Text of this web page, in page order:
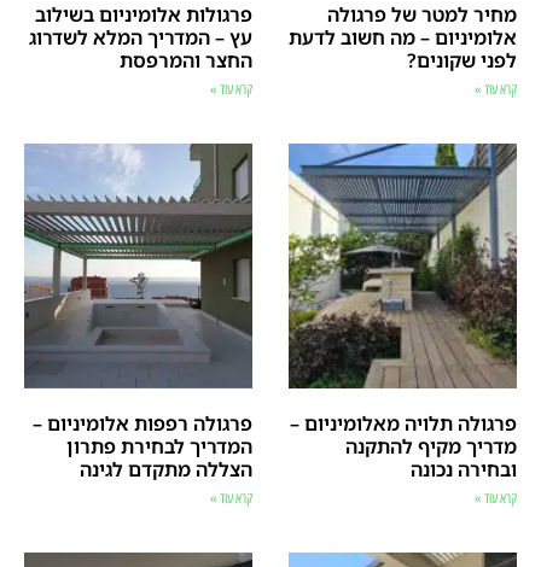
מחיר למטר של פרגולה
אלומיניום – מה חשוב לדעת
לפני שקונים?
קרא עוד »
פרגולות אלומיניום בשילוב
עץ – המדריך המלא לשדרוג
החצר והמרפסת
קרא עוד »
פרגולה תלויה מאלומיניום –
מדריך מקיף להתקנה
ובחירה נכונה
קרא עוד »
פרגולה רפפות אלומיניום –
המדריך לבחירת פתרון
הצללה מתקדם לגינה
קרא עוד »